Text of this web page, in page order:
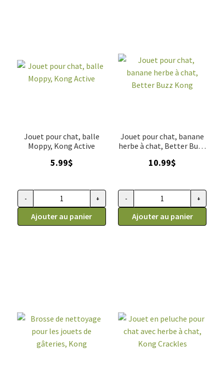
Jouet pour chat, balle
Moppy, Kong Active
5.99$
quantité de Jouet pour chat, balle Moppy, Kong Active
- +
Ajouter au panier
Jouet pour chat, banane
herbe à chat, Better Buzz
10.99$
quantité de Jouet pour chat,
- +
Ajouter au panier